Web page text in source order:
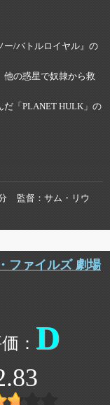
ー/バトルロイヤル』の
他の惑星で奴隷から救
だ「PLANET HULK」の
監督
サム・リウ
ファイルズ 劇場
D